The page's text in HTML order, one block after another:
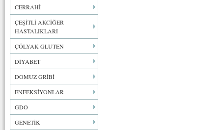
CERRAHİ
ÇEŞİTLİ AKCİĞER
HASTALIKLARI
ÇÖLYAK GLUTEN
DİYABET
DOMUZ GRİBİ
ENFEKSİYONLAR
GDO
GENETİK